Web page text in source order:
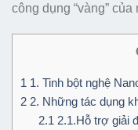
công dụng “vàng”
1 1. Tinh bột nghệ
2 2. Những tác dụng
2.1 2.1.Hỗ trợ giải